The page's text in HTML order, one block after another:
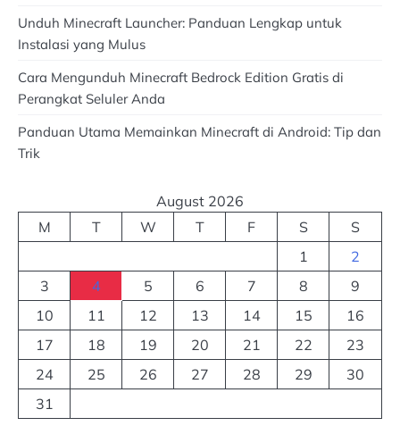
Unduh Minecraft Launcher: Panduan Lengkap untuk
Instalasi yang Mulus
Cara Mengunduh Minecraft Bedrock Edition Gratis di
Perangkat Seluler Anda
Panduan Utama Memainkan Minecraft di Android: Tip dan
Trik
August 2026
M
T W T F S
S
1
2
3
4 5 6 7 8
9
10
11 12 13 14 15
16
17
18 19 20 21 22
23
24
25 26 27 28 29
30
31